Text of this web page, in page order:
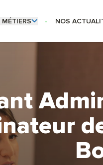
MÉTIERS
LE SOUS-MENU NOS
support – Siège
NOS